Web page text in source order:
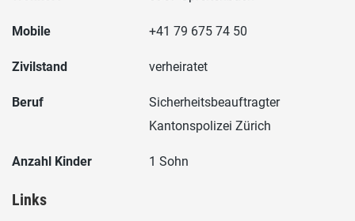
Mobile +41 79 675 74 50
Zivilstand verheiratet
Beruf
Sicherheitsbeauftragter
Kantonspolizei Zürich
Anzahl Kinder 1 Sohn
Links